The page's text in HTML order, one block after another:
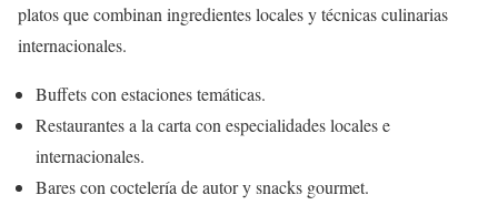
platos que combinan ingredientes locales y técnicas culinarias
internacionales.
Buffets con estaciones temáticas.
Restaurantes a la carta con especialidades locales e
internacionales.
Bares con coctelería de autor y snacks gourmet.